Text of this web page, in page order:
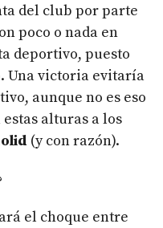
del club por parte
poco o nada en
deportivo, puesto
Una victoria evitaría
aunque no es eso
alturas a los
(y con razón).
el choque entre